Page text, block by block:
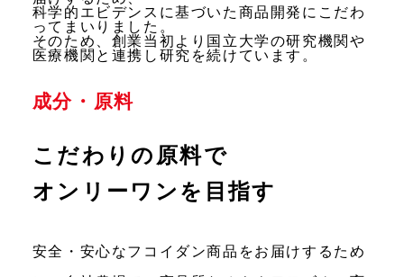
科学的エビデンスに基づいた商品開発にこだわ
ってまいりました。
そのため、創業当初より国立大学の研究機関や
医療機関と連携し研究を続けています。
成分・原料
こだわりの原料で
オンリーワンを目指す
安全・安心なフコイダン商品をお届けするため